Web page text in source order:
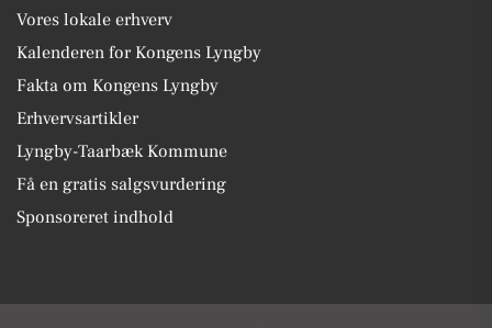
Vores lokale erhverv
Kalenderen for Kongens Lyngby
Fakta om Kongens Lyngby
Erhvervsartikler
Lyngby-Taarbæk Kommune
Få en gratis salgsvurdering
Sponsoreret indhold